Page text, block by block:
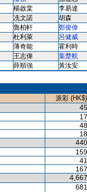
楊啟棠 李易達
冼文諾 胡森
魯柏軒 鄭俊偉
杜利萊 呂健威
薄奇能 霍利時
王志偉 葉楚航
薛順強
黃汝安
派彩 (HK$)